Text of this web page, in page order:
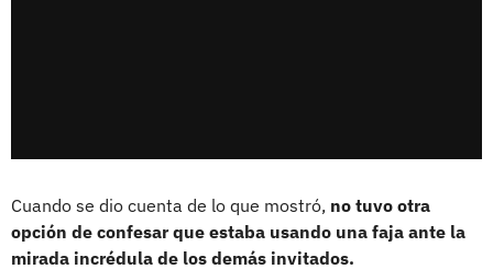
Cuando se dio cuenta de lo que mostró, no tuvo otra
opción de confesar que estaba usando una faja ante la
mirada incrédula de los demás invitados.